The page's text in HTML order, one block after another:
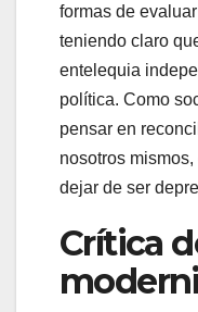
formas de
teniendo claro
entelequia
política. Como
pensar en
nosotros
dejar de ser
Crítica